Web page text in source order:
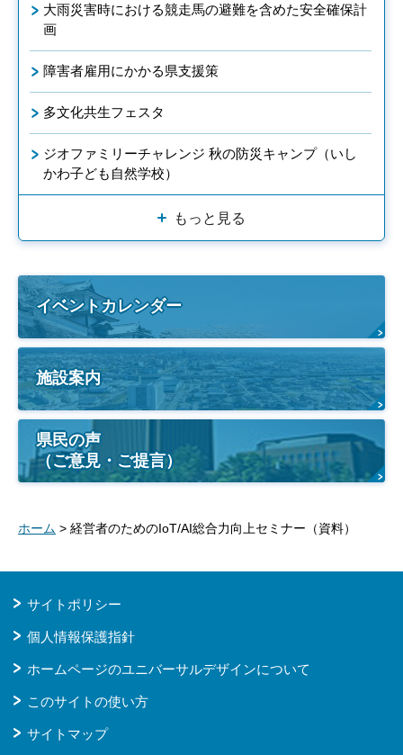
大雨災害時における競走馬の避難を含めた安全確保計
画
障害者雇用にかかる県支援策
多文化共生フェスタ
ジオファミリーチャレンジ 秋の防災キャンプ（いし
かわ子ども自然学校）
もっと見る
イベントカレンダー
施設案内
県民の声
（ご意見・ご提言）
ホーム > 経営者のためのIoT/AI総合力向上セミナー（資料）
サイトポリシー
個人情報保護指針
ホームページのユニバーサルデザインについて
このサイトの使い方
サイトマップ